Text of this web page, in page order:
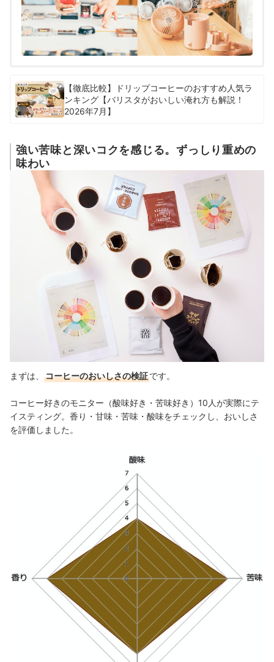
【徹底比較】ドリップコーヒーのおすすめ人気ラ
ンキング【バリスタがおいしい淹れ方も解説！
2026年7月】
強い苦味と深いコクを感じる。ずっしり重めの
味わい
まずは、 コーヒーのおいしさの検証です。
コーヒー好きのモニター（酸味好き・苦味好き）10人が実際にテ
イスティング。香り・甘味・苦味・酸味をチェックし、おいしさ
を評価しました。